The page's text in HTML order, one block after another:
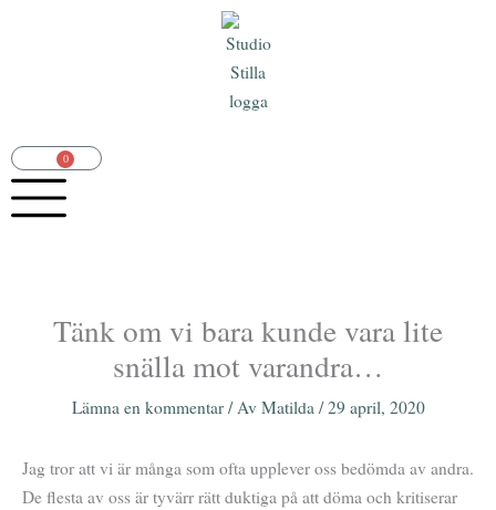
0
Varukorg
Tänk om vi bara kunde vara lite
snälla mot varandra…
Lämna en kommentar / Av Matilda /29 april, 2020
Jag tror att vi är många som ofta upplever oss bedömda av andra.
De flesta av oss är tyvärr rätt duktiga på att döma och kritiserar